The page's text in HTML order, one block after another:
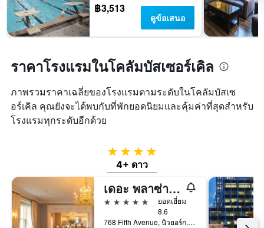
฿3,513
ดูข้อเสนอ
ราคาโรงแรมในโคลัมบัสเซอร์เคิล
ภาพรวมราคาเฉลี่ยของโรงแรมตามระดับในโคลัมบัสเซ
อร์เคิล คุณยังจะได้พบกับที่พักยอดนิยมและคุ้มค่าที่สุดสำหรับ
โรงแรมทุกระดับอีกด้วย
4 ดาว
4+ ดาว
เดอะ พลาซ่า, อะ แฟร์มอนต์ โรงแรม
5 ดาว
ยอดเยี่ยม
8.6
768 Fifth Avenue, นิวยอร์ก, NY, สหรัฐอเมริกา